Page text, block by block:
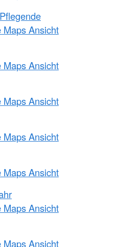
Maps Ansicht
Maps Ansicht
Maps Ansicht
Maps Ansicht
Maps Ansicht
Maps Ansicht
Maps Ansicht